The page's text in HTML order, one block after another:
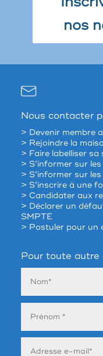
nos
Nous contacter
> Devenir membre
> Rejoindre la
> Faire labelliser sa
> S’informer sur
> S’informer sur
> S’inscrire à une
> Candidater aux
> Déclarer un
SMPTE
> Postuler pour un
Pour toute autre